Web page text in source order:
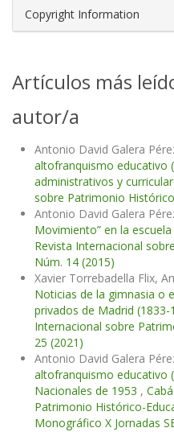
Copyright Information
Artículos más
autor/a
Antonio David Galera
altofranquismo educativo
administrativos y
sobre Patrimonio
Antonio David Galera
Movimiento” en la
Revista Internacional
Núm. 14 (2015)
Xavier Torrebadella Flix,
Noticias de la gimnasia o
privados de Madrid (1833-
Internacional sobre
25 (2021)
Antonio David Galera
altofranquismo educativo
Nacionales de 1953 ,
Patrimonio Histórico-
Monográfico X Jornadas